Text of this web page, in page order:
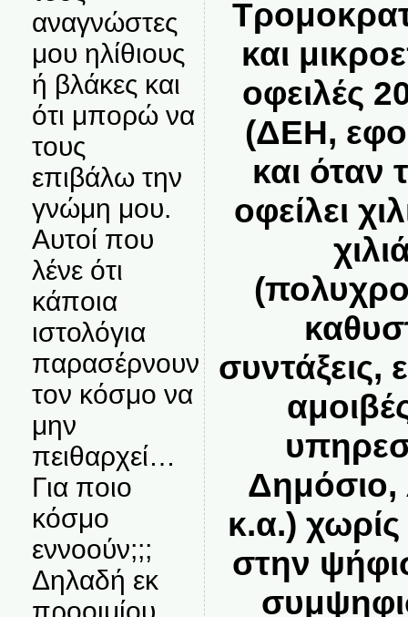
αναγνώστες
μου ηλίθιους
ή βλάκες και
ότι μπορώ να
τους
επιβάλω την
γνώμη μου.
Αυτοί που
λένε ότι
κάποια
ιστολόγια
παρασέρνουν
τον κόσμο να
μην
πειθαρχεί…
Για ποιο
κόσμο
εννοούν;;;
Δηλαδή εκ
και
οφειλές
(ΔΕΗ,
και όταν
οφείλει
Δημόσιο,
κ.α.)
στην